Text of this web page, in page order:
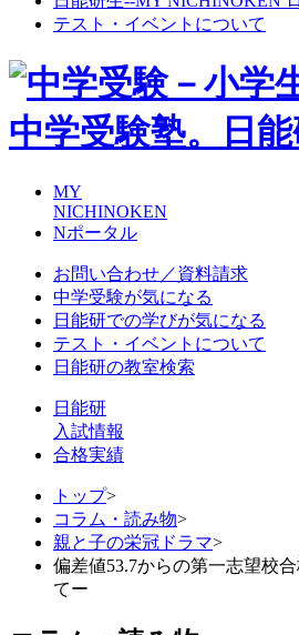
テスト・イベントについて
MY
NICHINOKEN
Nポータル
お問い合わせ／資料請求
中学受験が気になる
日能研での学びが気になる
テスト・イベントについて
日能研の教室検索
日能研
入試情報
合格実績
トップ>
コラム・読み物>
親と子の栄冠ドラマ>
偏差値53.7からの第一志望校
てー